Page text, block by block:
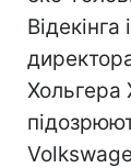
Хольгера